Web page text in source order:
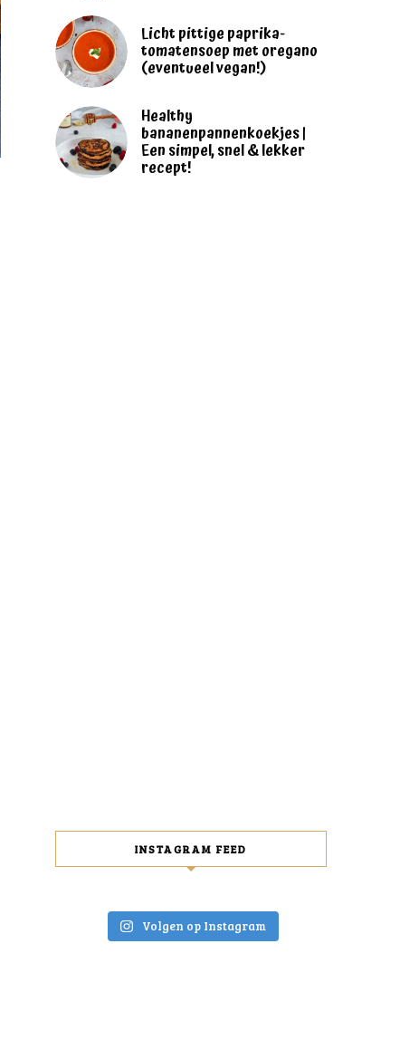
Licht pittige paprika-
tomatensoep met oregano
(eventueel vegan!)
Healthy
bananenpannenkoekjes |
Een simpel, snel & lekker
recept!
INSTAGRAM FEED
Volgen op Instagram